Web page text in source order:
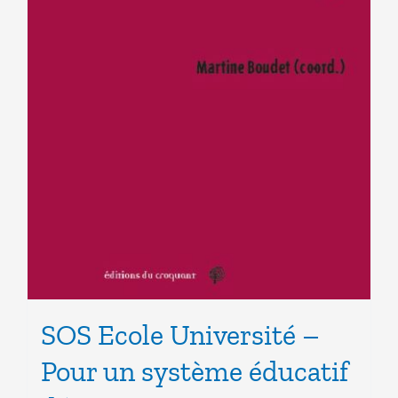
SOS Ecole Université –
Pour un système éducatif